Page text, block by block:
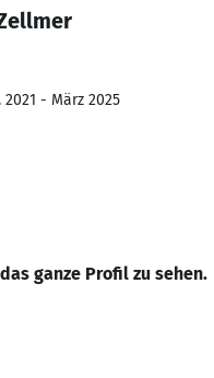
- März 2025
ganze Profil zu sehen.